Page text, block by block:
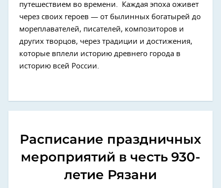
путешествием во времени. Каждая эпоха оживет
через своих героев — от былинных богатырей до
мореплавателей, писателей, композиторов и
других творцов, через традиции и достижения,
которые вплели историю древнего города в
историю всей России.
Расписание праздничных
мероприятий в честь 930-
летие Рязани